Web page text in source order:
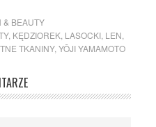
& BEAUTY
, KĘDZIOREK, LASOCKI, LEN
TKANINY, YŌJI YAMAMOTO